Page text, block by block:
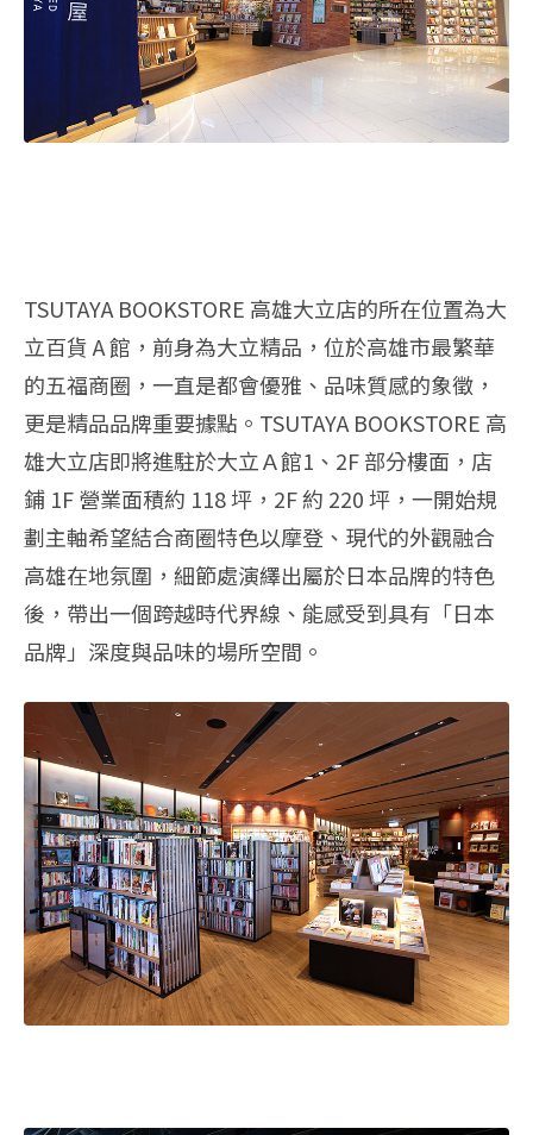
TSUTAYA BOOKSTORE 高雄大立店的所在位置為大
立百貨 A 館，前身為大立精品，位於高雄市最繁華
的五福商圈，一直是都會優雅、品味質感的象徵，
更是精品品牌重要據點。TSUTAYA BOOKSTORE 高
雄大立店即將進駐於大立Ａ館1、2F 部分樓面，店
鋪 1F 營業面積約 118 坪，2F 約 220 坪，一開始規
劃主軸希望結合商圈特色以摩登、現代的外觀融合
高雄在地氛圍，細節處演繹出屬於日本品牌的特色
後，帶出一個跨越時代界線、能感受到具有「日本
品牌」深度與品味的場所空間。